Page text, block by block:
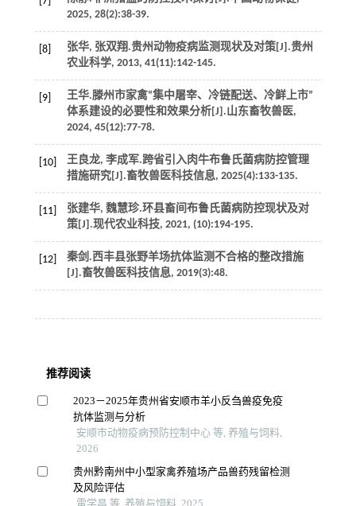
2025, 28(2):38-39.
[8] 张华, 张双翔.贵州动物疫病监测现状及对策[J].贵州
农业科学, 2013, 41(11):142-145.
[9]
王华.滕州市家禽“集中屠宰、冷链配送、冷鲜上市”
体系建设的必要性和效果分析[J]. 山东畜牧兽医,
2024, 45(12):77-78.
[10]
王良龙, 李成军.跨省引入肉牛布鲁氏菌病防控管理
措施研究[J].畜牧兽医科技信息, 2025(4):133-135.
[11]
张建华, 魏慧珍.环县畜间布鲁氏菌病防控现状及对
策[J].现代农业科技, 2021, (10):194-195.
[12]
秦剑.西丰县张野羊场抗体监测不合格的整改措施
[J].畜牧兽医科技信息, 2019(3):48.